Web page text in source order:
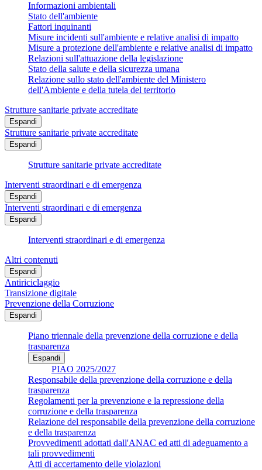
Informazioni ambientali
Stato dell'ambiente
Fattori inquinanti
Misure incidenti sull'ambiente e relative analisi di impatto
Misure a protezione dell'ambiente e relative analisi di impatto
Relazioni sull'attuazione della legislazione
Stato della salute e della sicurezza umana
Relazione sullo stato dell'ambiente del Ministero
dell'Ambiente e della tutela del territorio
Strutture sanitarie private accreditate
Espandi
Strutture sanitarie private accreditate
Espandi
Strutture sanitarie private accreditate
Interventi straordinari e di emergenza
Espandi
Interventi straordinari e di emergenza
Espandi
Interventi straordinari e di emergenza
Altri contenuti
Espandi
Antiriciclaggio
Transizione digitale
Prevenzione della Corruzione
Espandi
Piano triennale della prevenzione della corruzione e della
trasparenza
Espandi
PIAO 2025/2027
Responsabile della prevenzione della corruzione e della
trasparenza
Regolamenti per la prevenzione e la repressione della
corruzione e della trasparenza
Relazione del responsabile della prevenzione della corruzione
e della trasparenza
Provvedimenti adottati dall'ANAC ed atti di adeguamento a
tali provvedimenti
Atti di accertamento delle violazioni